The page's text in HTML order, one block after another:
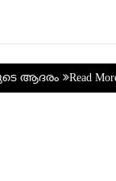
ആദരം